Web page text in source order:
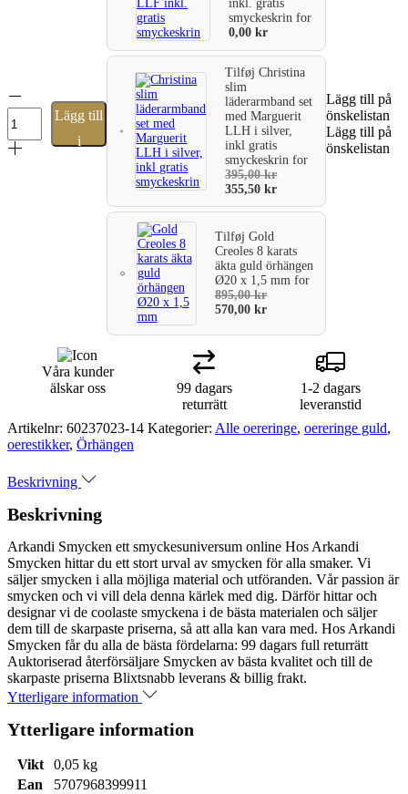
8
kt.
guld
öronnappar
rodiumpläterade
Lägg till
i
inkl. gratis
smyckeskrinfor
0,00kr
TilføjChristina
slim
läderarmband set
med Marguerit
LLH i silver,
inkl gratis
smyckeskrinfor
395,00kr
355,50kr
TilføjGold
Creoles 8 karats
äkta guld örhängen
Ø20 x 1,5 mmfor
895,00kr
570,00kr
Lägg till på
önskelistan
Lägg till på
önskelistan
Våra kunder
älskar oss
99 dagars
returrätt
1-2 dagars
leveranstid
Artikelnr: 60237023-14 Kategorier: Alle oereringe, oereringe guld,
oerestikker, Örhängen
Beskrivning
Beskrivning
Arkandi Smycken ett smyckesuniversum online Hos Arkandi
Smycken hittar du ett stort urval av smycken för alla smaker. Vi
säljer smycken i alla möjliga material och utföranden. Vår passion är
smycken och vi vill dela denna kärlek med dig. Därför hittar och
designar vi de coolaste smyckena i de bästa materialen och säljer
dem till de skarpaste priserna, så att alla kan vara med. Hos Arkandi
Smycken får du alla de bästa fördelarna: 99 dagars full returrätt
Auktoriserad återförsäljare Smycken av bästa kvalitet och till de
skarpaste priserna Blixtsnabb leverans & billig frakt.
Ytterligare information
Ytterligare information
Vikt
0,05 kg
Ean
5707968399911